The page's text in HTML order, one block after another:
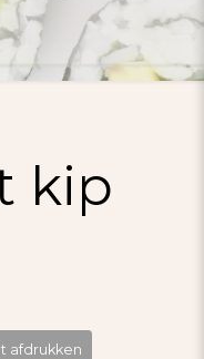
kip
afdrukken